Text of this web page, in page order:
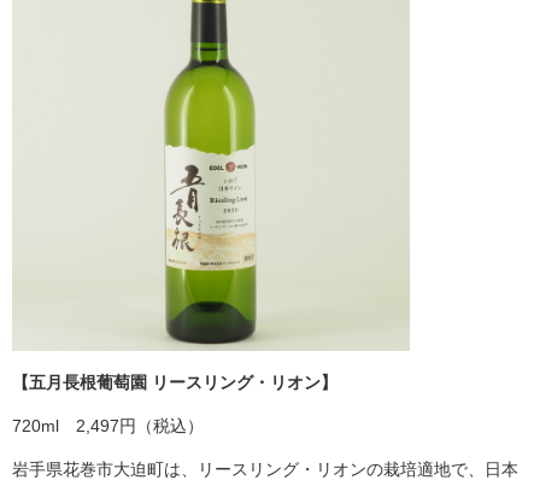
【五月長根葡萄園 リースリング・リオン】
720ml 2,497円（税込）
岩手県花巻市大迫町は、リースリング・リオンの栽培適地で、日本